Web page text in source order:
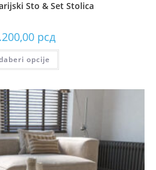
Sto & Set Stolica
рсд
opcije